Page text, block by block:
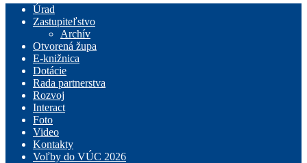
Úrad
Zastupiteľstvo
Archív
Otvorená župa
E-knižnica
Dotácie
Rada partnerstva
Rozvoj
Interact
Foto
Video
Kontakty
Voľby do VÚC 2026